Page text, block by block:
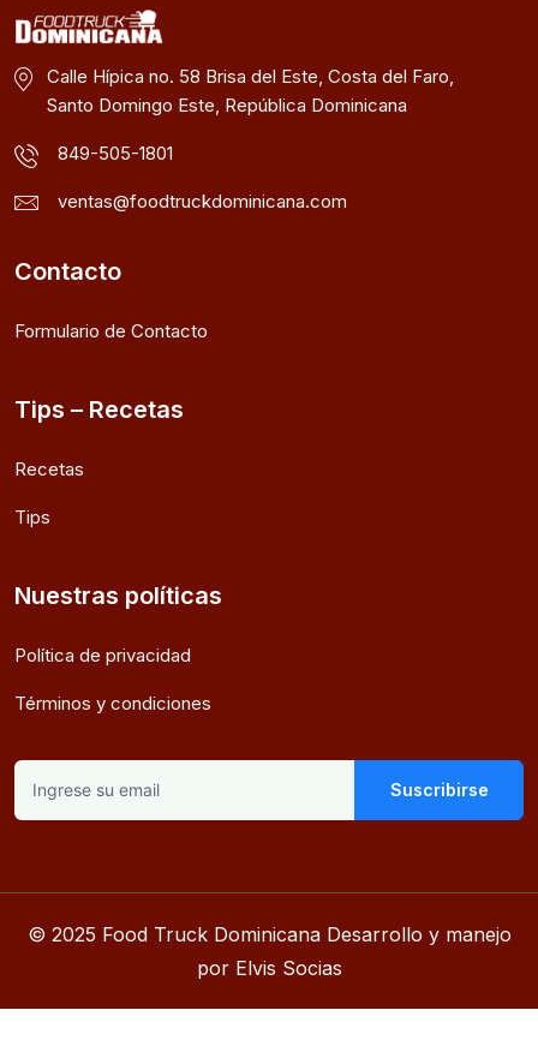
Calle Hípica no. 58 Brisa del Este, Costa del Faro,
Santo Domingo Este, República Dominicana
849-505-1801
ventas@foodtruckdominicana.com
Contacto
Formulario de Contacto
Tips – Recetas
Recetas
Tips
Nuestras políticas
Política de privacidad
Términos y condiciones
Suscribirse
© 2025 Food Truck Dominicana Desarrollo y manejo
por Elvis Socias